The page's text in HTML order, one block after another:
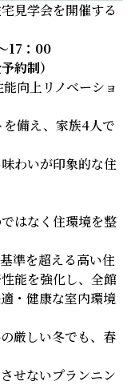
見学会を開催する
17：00
約制）
向上リノベーショ
備え、家族4人で
わいが印象的な住
はなく住環境を整
準を超える高い住
能を強化し、全館
・健康な室内環境
厳しい冬でも、春
せないプランニン